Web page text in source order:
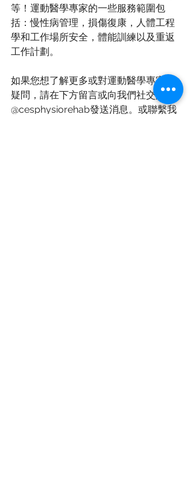
等！運動醫學專家的一些服務範圍包
括：慢性病管理，損傷復康，人體工程
學和工作場所安全，體能訓練以及重返
工作計劃。
如果您想了解更多或對運動醫學專家有
疑問，請在下方留言或向我們社交媒體
@cesphysiorehab發送消息。或聯繫我